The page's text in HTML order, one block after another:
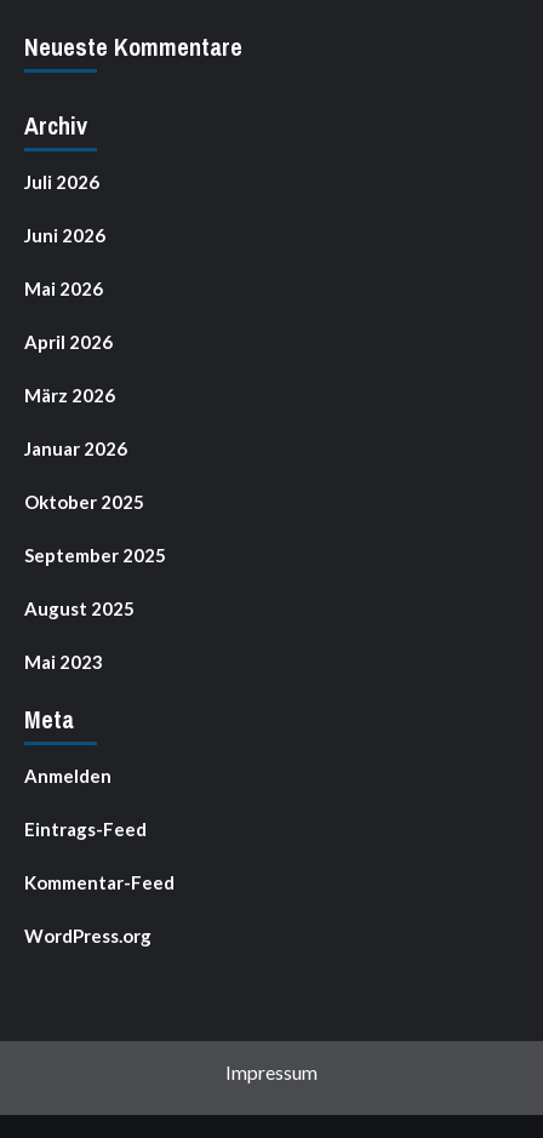
Neueste Kommentare
Archiv
Juli 2026
Juni 2026
Mai 2026
April 2026
März 2026
Januar 2026
Oktober 2025
September 2025
August 2025
Mai 2023
Meta
Anmelden
Eintrags-Feed
Kommentar-Feed
WordPress.org
Impressum